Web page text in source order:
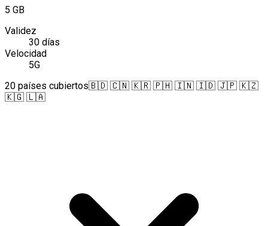
5 GB
Validez
30 días
Velocidad
5G
20 países cubiertos🇧🇩 🇨🇳 🇰🇷 🇵🇭 🇮🇳 🇮🇩 🇯🇵 🇰🇿
🇰🇬 🇱🇦